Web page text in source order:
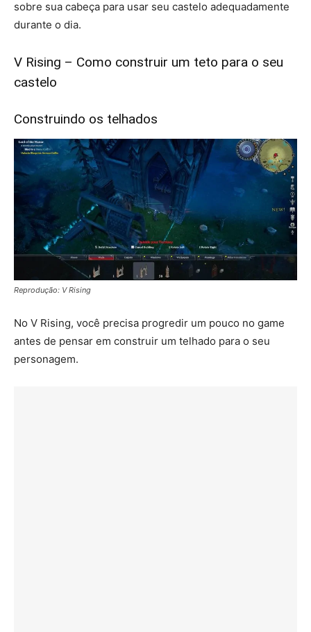
sobre sua cabeça para usar seu castelo adequadamente
durante o dia.
V Rising – Como construir um teto para o seu
castelo
Construindo os telhados
Reprodução: V Rising
No V Rising, você precisa progredir um pouco no game
antes de pensar em construir um telhado para o seu
personagem.